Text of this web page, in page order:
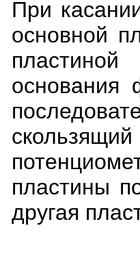
При
основной
основания
пластины
другая